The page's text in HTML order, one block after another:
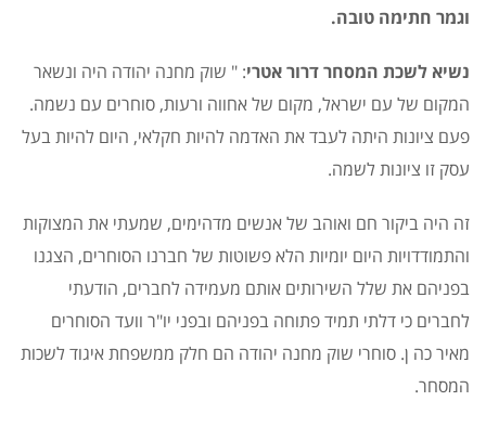
וגמר חתימה טובה.
נשיא לשכת המסחר דרור אטרי: " שוק מחנה יהודה היה ונשאר
המקום של עם ישראל, מקום של אחווה ורעות, סוחרים עם נשמה.
פעם ציונות היתה לעבד את האדמה להיות חקלאי, היום להיות בעל
עסק זו ציונות לשמה.
זה היה ביקור חם ואוהב של אנשים מדהימים, שמעתי את המצוקות
והתמודדויות היום יומיות הלא פשוטות של חברנו הסוחרים, הצגנו
בפניהם את שלל השירותים אותם מעמידה לחברים, הודעתי
לחברים כי דלתי תמיד פתוחה בפניהם ובפני יו"ר וועד הסוחרים
מאיר כה ן. סוחרי שוק מחנה יהודה הם חלק ממשפחת איגוד לשכות
המסחר.